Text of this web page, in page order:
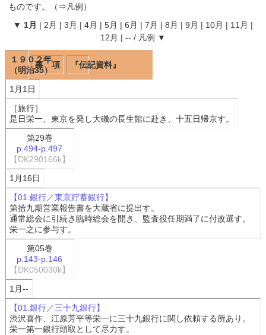
ものです。（⇒ 凡例 ）
▼ 1月 | 2月 | 3月 | 4月 | 5月 | 6月 | 7月 | 8月 | 9月 | 10月 | 11月 |
12月 | -- / 凡例 ▼
１９０２年
（明治35）
事 項 『伝記資料』
1月1日
［旅行］
是日栄一、東京を発し大磯の長生館に赴き、十五日帰京す。
第29巻
p.494-p.497
【DK290166k】
1月16日
【01.銀行／東京貯蓄銀行】
第拾九期営業報告書を大蔵省に提出す。
通常総会に引続き臨時総会を開き、監査役任期満了に付改選す。
栄一之に参与す。
第05巻
p.143-p.146
【DK050030k】
1月--
【01.銀行／三十九銀行】
渋沢喜作、江原芳平等栄一に三十九銀行に関し依頼する所あり。
栄一第一銀行頭取として尽力す。